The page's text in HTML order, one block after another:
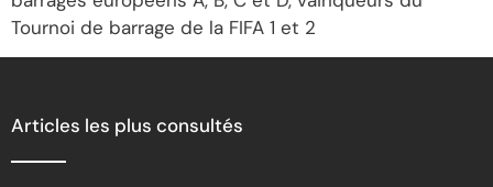
Tournoi de barrage de la FIFA 1 et 2
Articles les plus consultés